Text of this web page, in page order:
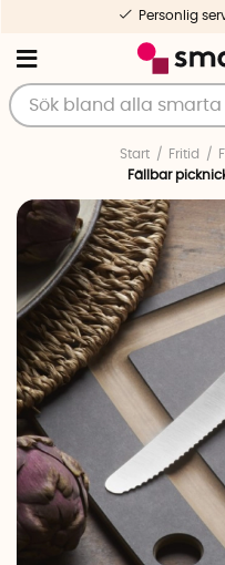
Personlig
Start Fritid
Fällbar